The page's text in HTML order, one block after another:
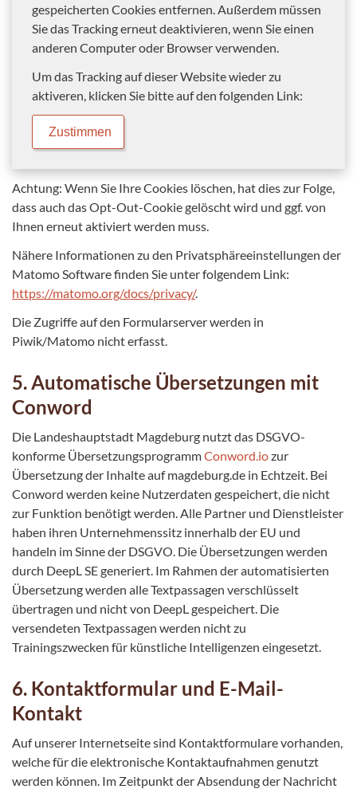
gespeicherten Cookies entfernen. Außerdem müssen
Sie das Tracking erneut deaktivieren, wenn Sie einen
anderen Computer oder Browser verwenden.
Um das Tracking auf dieser Website wieder zu
aktiveren, klicken Sie bitte auf den folgenden Link:
Zustimmen
Achtung: Wenn Sie Ihre Cookies löschen, hat dies zur Folge,
dass auch das Opt-Out-Cookie gelöscht wird und ggf. von
Ihnen erneut aktiviert werden muss.
Nähere Informationen zu den Privatsphäreeinstellungen der
Matomo Software finden Sie unter folgendem Link:
https://matomo.org/docs/privacy/.
Die Zugriffe auf den Formularserver werden in
Piwik/Matomo nicht erfasst.
5. Automatische Übersetzungen mit
Conword
Die Landeshauptstadt Magdeburg nutzt das DSGVO-
konforme ÜbersetzungsprogrammConword.iozur
Übersetzung der Inhalte auf magdeburg.de in Echtzeit. Bei
Conword werden keine Nutzerdaten gespeichert, die nicht
zur Funktion benötigt werden. Alle Partner und Dienstleister
haben ihren Unternehmenssitz innerhalb der EU und
handeln im Sinne der DSGVO. Die Übersetzungen werden
durch DeepL SE generiert. Im Rahmen der automatisierten
Übersetzung werden alle Textpassagen verschlüsselt
übertragen und nicht von DeepL gespeichert. Die
versendeten Textpassagen werden nicht zu
Trainingszwecken für künstliche Intelligenzen eingesetzt.
6. Kontaktformular und E-Mail-
Kontakt
Auf unserer Internetseite sind Kontaktformulare vorhanden,
welche für die elektronische Kontaktaufnahmen genutzt
werden können. Im Zeitpunkt der Absendung der Nachricht